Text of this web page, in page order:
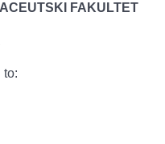
FAKULTET
to: